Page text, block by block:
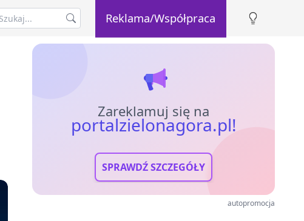
Reklama/Współpraca
Zareklamuj się na
portalzielonagora.pl!
SPRAWDŹ SZCZEGÓŁY
autopromocja